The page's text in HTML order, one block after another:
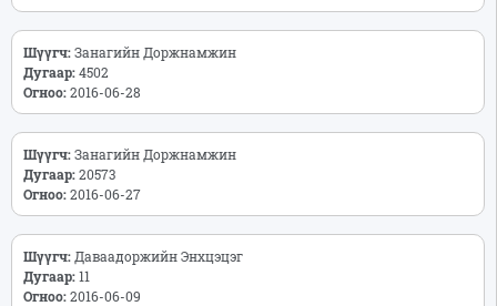
Шүүгч:Занагийн Доржнамжин
Дугаар:4502
Огноо:2016-06-28
Шүүгч:Занагийн Доржнамжин
Дугаар:20573
Огноо:2016-06-27
Шүүгч: Даваадоржийн Энхцэцэг
Дугаар:11
Огноо:2016-06-09